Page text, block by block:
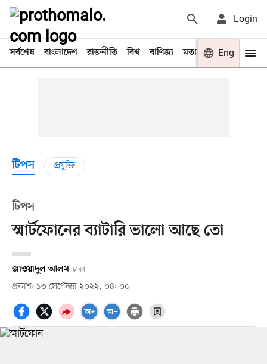
Login
সর্বশেষ বাংলাদেশ রাজনীতি বিশ্ব বাণিজ্য মতামত খেলা
Eng
টিপস প্রযুক্তি
টিপস
স্মার্টফোনের ব্যাটারি ভালো আছে তো
জাওয়াদুল আলম ঢাকা
প্রকাশ: ১৩ সেপ্টেম্বর ২০২২, ০৪: ০০